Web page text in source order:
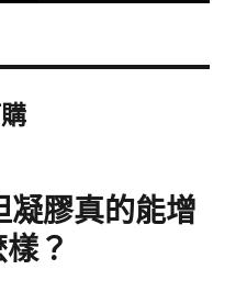
膠真的能增
？